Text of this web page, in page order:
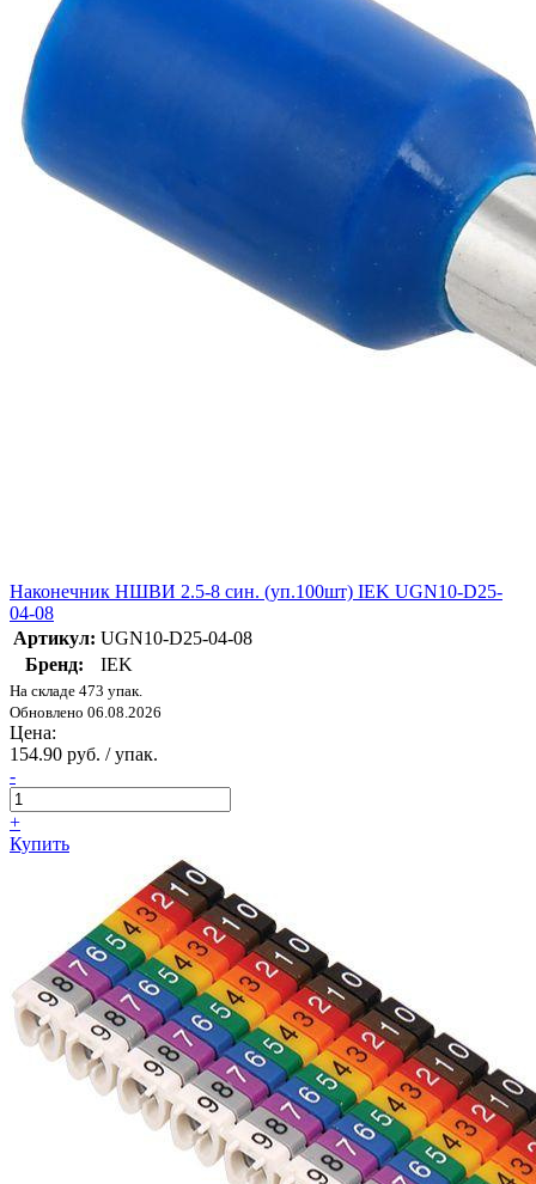
Наконечник НШВИ 2.5-8 син. (уп.100шт) IEK UGN10-D25-
04-08
Артикул: UGN10-D25-04-08
Бренд:
IEK
На складе 473 упак.
Обновлено 06.08.2026
Цена:
154.90 руб. / упак.
-
+
Купить